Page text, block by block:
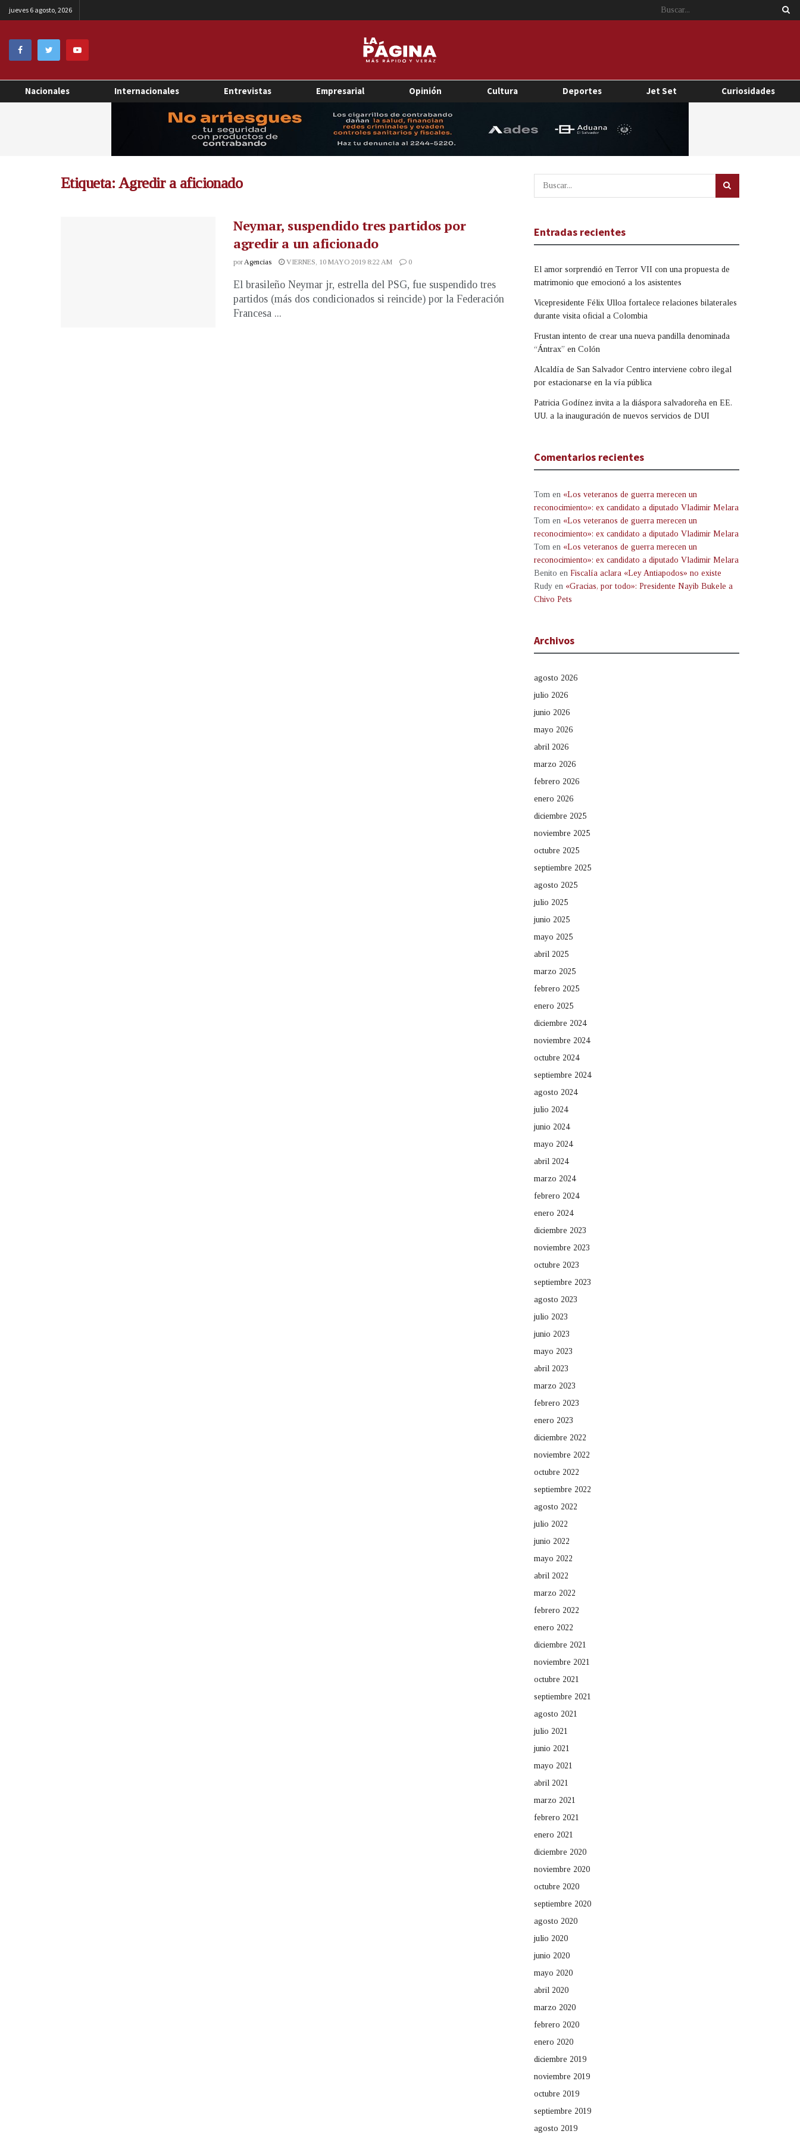
jueves 6 agosto, 2026
Nacionales Internacionales Entrevistas Empresarial Opinión Cultura Deportes Jet Set Curiosidades
Etiqueta: Agredir a aficionado
Neymar, suspendido tres partidos por
agredir a un aficionado
porAgencias VIERNES, 10 MAYO 2019 8:22 AM 0
El brasileño Neymar jr, estrella del PSG, fue suspendido tres
partidos (más dos condicionados si reincide) por la Federación
Francesa ...
Entradas recientes
El amor sorprendió en Terror VII con una propuesta de
matrimonio que emocionó a los asistentes
Vicepresidente Félix Ulloa fortalece relaciones bilaterales
durante visita oficial a Colombia
Frustan intento de crear una nueva pandilla denominada
“Ántrax” en Colón
Alcaldía de San Salvador Centro interviene cobro ilegal
por estacionarse en la vía pública
Patricia Godínez invita a la diáspora salvadoreña en EE.
UU. a la inauguración de nuevos servicios de DUI
Comentarios recientes
Tom en «Los veteranos de guerra merecen un
reconocimiento»: ex candidato a diputado Vladimir Melara
Tom en «Los veteranos de guerra merecen un
reconocimiento»: ex candidato a diputado Vladimir Melara
Tom en «Los veteranos de guerra merecen un
reconocimiento»: ex candidato a diputado Vladimir Melara
Benito en Fiscalía aclara «Ley Antiapodos» no existe
Rudy en «Gracias, por todo»: Presidente Nayib Bukele a
Chivo Pets
Archivos
agosto 2026
julio 2026
junio 2026
mayo 2026
abril 2026
marzo 2026
febrero 2026
enero 2026
diciembre 2025
noviembre 2025
octubre 2025
septiembre 2025
agosto 2025
julio 2025
junio 2025
mayo 2025
abril 2025
marzo 2025
febrero 2025
enero 2025
diciembre 2024
noviembre 2024
octubre 2024
septiembre 2024
agosto 2024
julio 2024
junio 2024
mayo 2024
abril 2024
marzo 2024
febrero 2024
enero 2024
diciembre 2023
noviembre 2023
octubre 2023
septiembre 2023
agosto 2023
julio 2023
junio 2023
mayo 2023
abril 2023
marzo 2023
febrero 2023
enero 2023
diciembre 2022
noviembre 2022
octubre 2022
septiembre 2022
agosto 2022
julio 2022
junio 2022
mayo 2022
abril 2022
marzo 2022
febrero 2022
enero 2022
diciembre 2021
noviembre 2021
octubre 2021
septiembre 2021
agosto 2021
julio 2021
junio 2021
mayo 2021
abril 2021
marzo 2021
febrero 2021
enero 2021
diciembre 2020
noviembre 2020
octubre 2020
septiembre 2020
agosto 2020
julio 2020
junio 2020
mayo 2020
abril 2020
marzo 2020
febrero 2020
enero 2020
diciembre 2019
noviembre 2019
octubre 2019
septiembre 2019
agosto 2019